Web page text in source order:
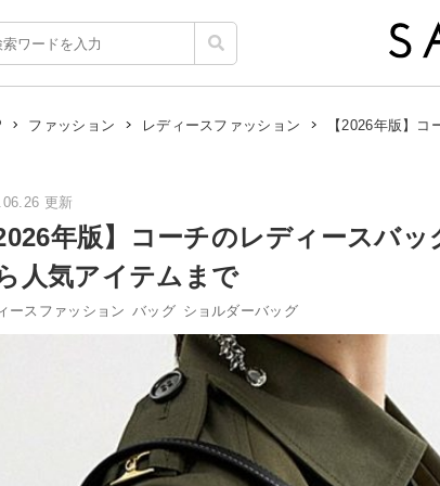
ファッション レディースファッション 【2026年版】
更新
2026年版】コーチのレディースバ
人気アイテムまで
ースファッション バッグ ショルダーバッグ